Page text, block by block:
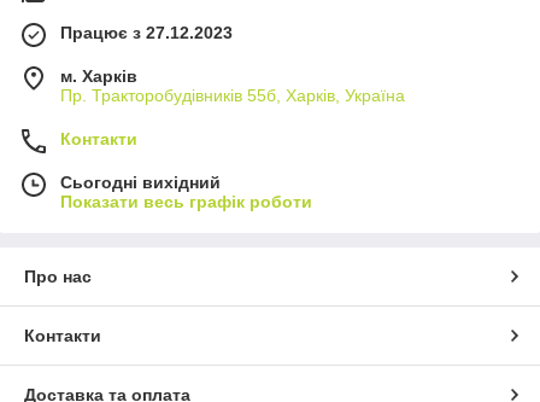
Працює з 27.12.2023
м. Харків
Пр. Тракторобудiвникiв 55б, Харків, Україна
Контакти
Сьогодні вихідний
Показати весь графік роботи
Про нас
Контакти
Доставка та оплата